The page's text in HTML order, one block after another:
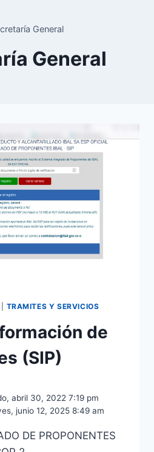
General
General
TRAMITES Y SERVICIOS
de
(SIP)
abril 30, 2022 7:19 pm
junio 12, 2025 8:49 am
DE PROPONENTES